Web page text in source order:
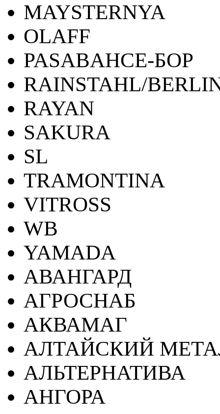
MAYSTERNYA
OLAFF
PASABAHCE-БОР
RAINSTAHL/
RAYAN
SAKURA
SL
TRAMONTINA
VITROSS
WB
YAMADA
АВАНГАРД
АГРОСНАБ
АКВАМАГ
АЛТАЙСКИЙ
АЛЬТЕРНАТИВА
АНГОРА